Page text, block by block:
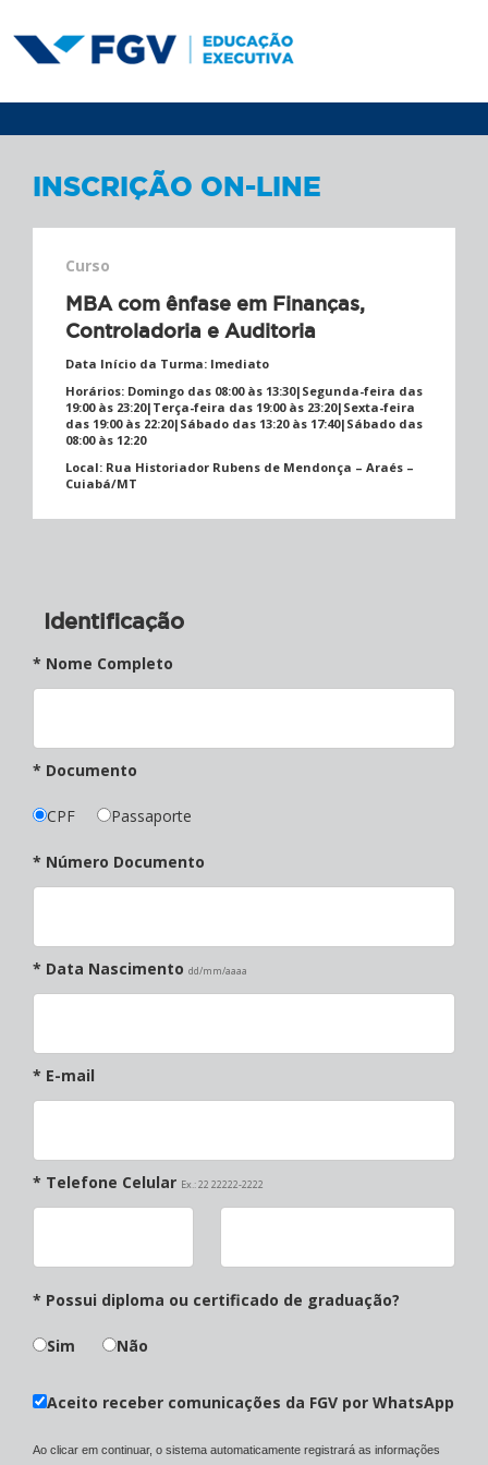
INSCRIÇÃO ON-LINE
Curso
MBA com ênfase em Finanças,
Controladoria e Auditoria
Data Início da Turma: Imediato
Horários: Domingo das 08:00 às 13:30|Segunda-feira das
19:00 às 23:20|Terça-feira das 19:00 às 23:20|Sexta-feira
das 19:00 às 22:20|Sábado das 13:20 às 17:40|Sábado das
08:00 às 12:20
Local: Rua Historiador Rubens de Mendonça – Araés –
Cuiabá/MT
Identificação
* Nome Completo
* Documento
CPF Passaporte
* Número Documento
* Data Nascimento dd/mm/aaaa
* E-mail
* Telefone Celular Ex.: 22 22222-2222
* Possui diploma ou certificado de graduação?
Sim Não
Aceito receber comunicações da FGV por WhatsApp
Ao clicar em continuar, o sistema automaticamente registrará as informações